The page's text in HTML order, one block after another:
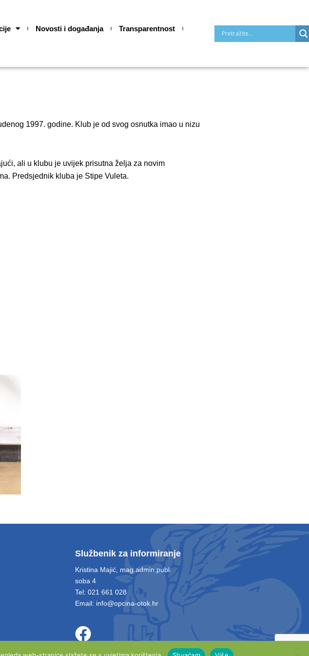
Novosti i događanja
Transparentnost
1997. godine. Klub je od svog osnutka imao u nizu
ali u klubu je uvijek prisutna želja za novim
Predsjednik kluba je Stipe Vuleta.
Službenik za informiranje
Kristina Majić, mag.admin.publ.
soba 4
Tel: 021 661 028
Email: info@opcina-otok.hr